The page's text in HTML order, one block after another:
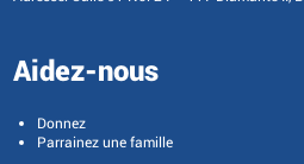
Aidez-nous
Donnez
Parrainez une famille